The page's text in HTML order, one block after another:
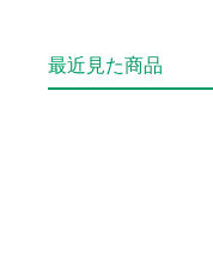
最近見た商品